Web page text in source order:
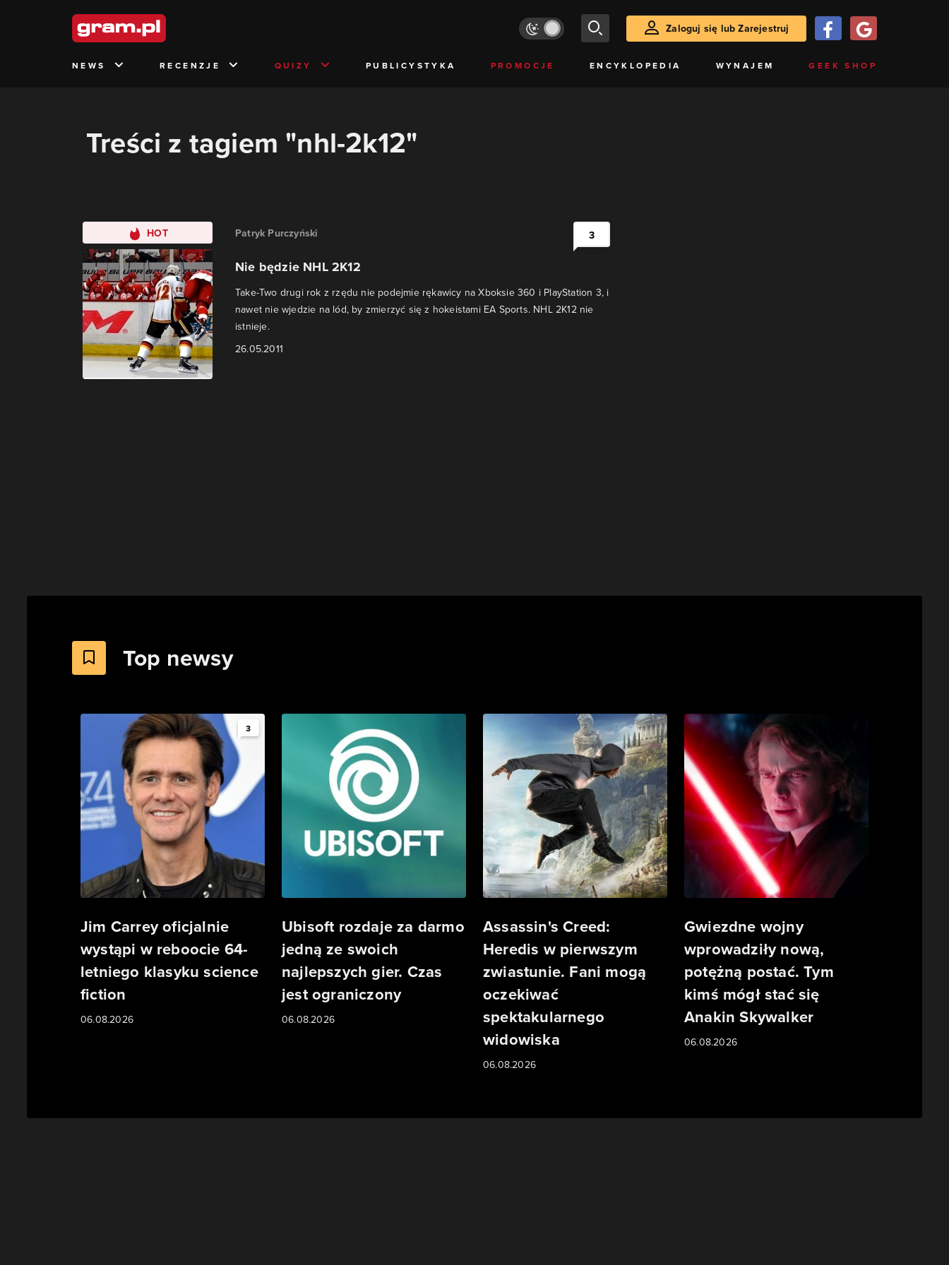
Zaloguj się lub Zarejestruj
NEWS RECENZJE QUIZY PUBLICYSTYKA PROMOCJE ENCYKLOPEDIA WYNAJEM GEEK SHOP
Treści z tagiem "nhl-2k12"
HOT Patryk Purczyński
Nie będzie NHL 2K12
Take-Two drugi rok z rzędu nie podejmie rękawicy na Xboksie 360 i PlayStation 3, i
nawet nie wjedzie na lód, by zmierzyć się z hokeistami EA Sports. NHL 2K12 nie
istnieje.
26.05.2011
3
Top newsy
3
Jim Carrey oficjalnie
wystąpi w reboocie 64-
letniego klasyku science
fiction
06.08.2026
Ubisoft rozdaje za darmo
jedną ze swoich
najlepszych gier. Czas
jest ograniczony
06.08.2026
Assassin's Creed:
Heredis w pierwszym
zwiastunie. Fani mogą
oczekiwać
spektakularnego
widowiska
06.08.2026
Gwiezdne wojny
wprowadziły nową,
potężną postać. Tym
kimś mógł stać się
Anakin Skywalker
06.08.2026